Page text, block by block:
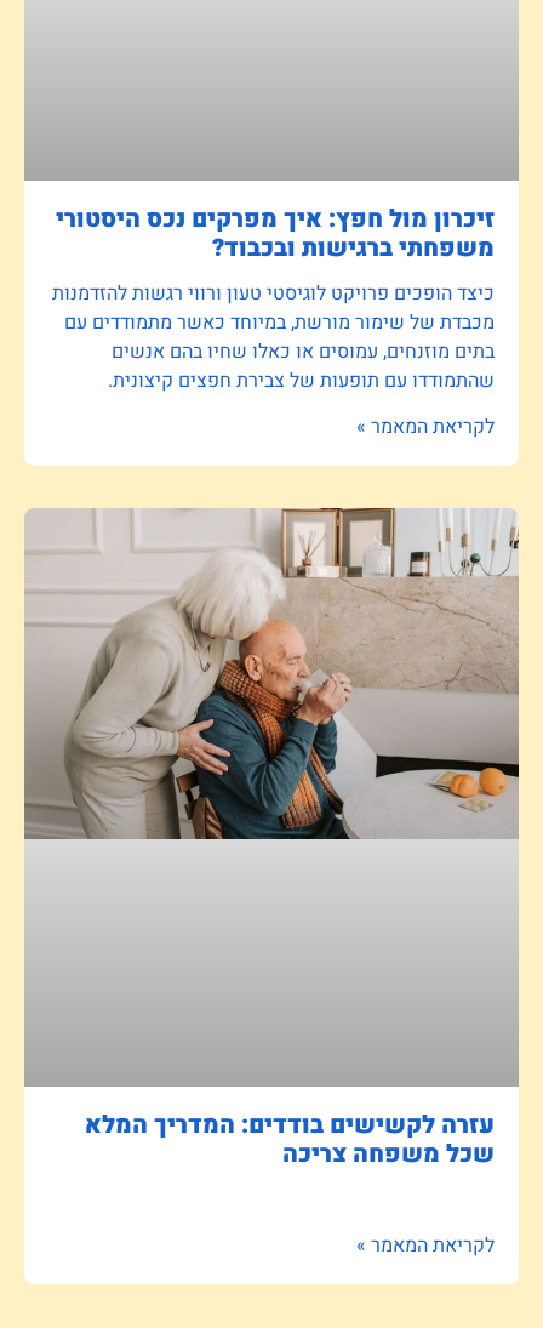
זיכרון מול חפץ: איך מפרקים נכס היסטורי
משפחתי ברגישות ובכבוד?
כיצד הופכים פרויקט לוגיסטי טעון ורווי רגשות להזדמנות
מכבדת של שימור מורשת, במיוחד כאשר מתמודדים עם
בתים מוזנחים, עמוסים או כאלו שחיו בהם אנשים
שהתמודדו עם תופעות של צבירת חפצים קיצונית.
לקריאת המאמר »
עזרה לקשישים בודדים: המדריך המלא
שכל משפחה צריכה
לקריאת המאמר »